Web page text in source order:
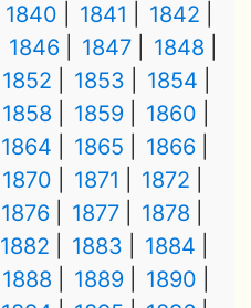
1840 1841
1842
1846 1847
1848
1852 1853
1854
1858 1859
1860
1864 1865
1866
1870 1871
1872
1876 1877
1878
1882 1883
1884
1888 1889
1890